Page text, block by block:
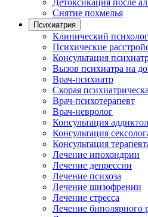
Детоксикация после
Снятие похмелья
Психиатрия
Клинический психолог
Психические
Консультация
Вызов психиатра на
Врач-психиатр
Скорая
Врач-психотерапевт
Врач-невролог
Консультация
Консультация
Консультация
Лечение ипохондрии
Лечение депрессии
Лечение психоза
Лечение шизофрении
Лечение стресса
Лечение биполярного